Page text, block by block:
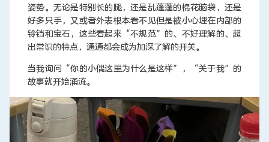
姿势。无论是特别长的腿，还是乱蓬蓬的棉花脑袋，还是
好多只手，又或者外表根本看不见但是被小心埋在内部的
铃铛和宝石，这些看起来“不规范”的、不好理解的、超
出常识的特点，通通都会成为加深了解的开关。
当我询问“你的小偶这里为什么是这样”，“关于我”的
故事就开始涌流。